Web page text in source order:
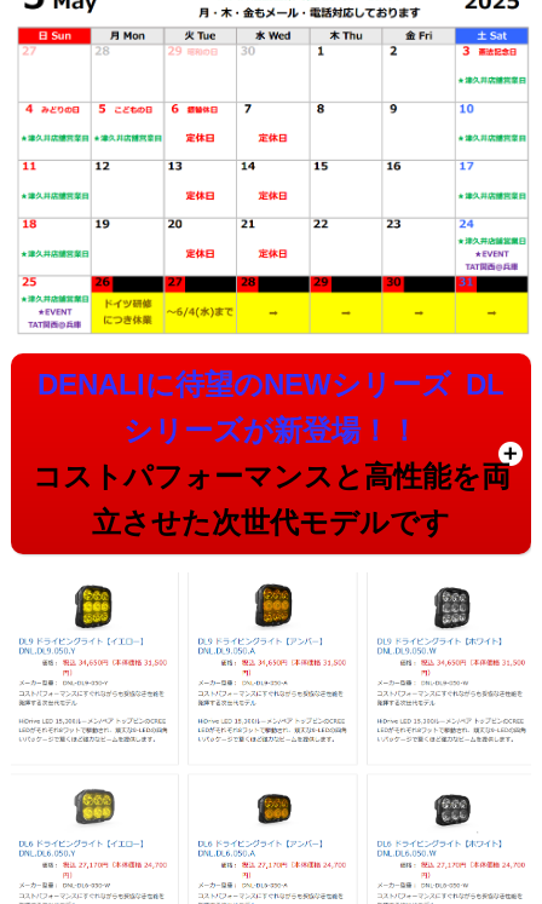
DENALIに待望のNEWシリーズ DL
シリーズが新登場！！
コストパフォーマンスと高性能を両
立させた次世代モデルです